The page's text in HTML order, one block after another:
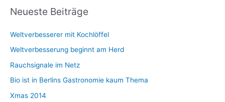
h
n
n
a
Neueste Beiträge
Weltverbesserer mit Kochlöffel
Weltverbesserung beginnt am Herd
Rauchsignale im Netz
Bio ist in Berlins Gastronomie kaum Thema
Xmas 2014